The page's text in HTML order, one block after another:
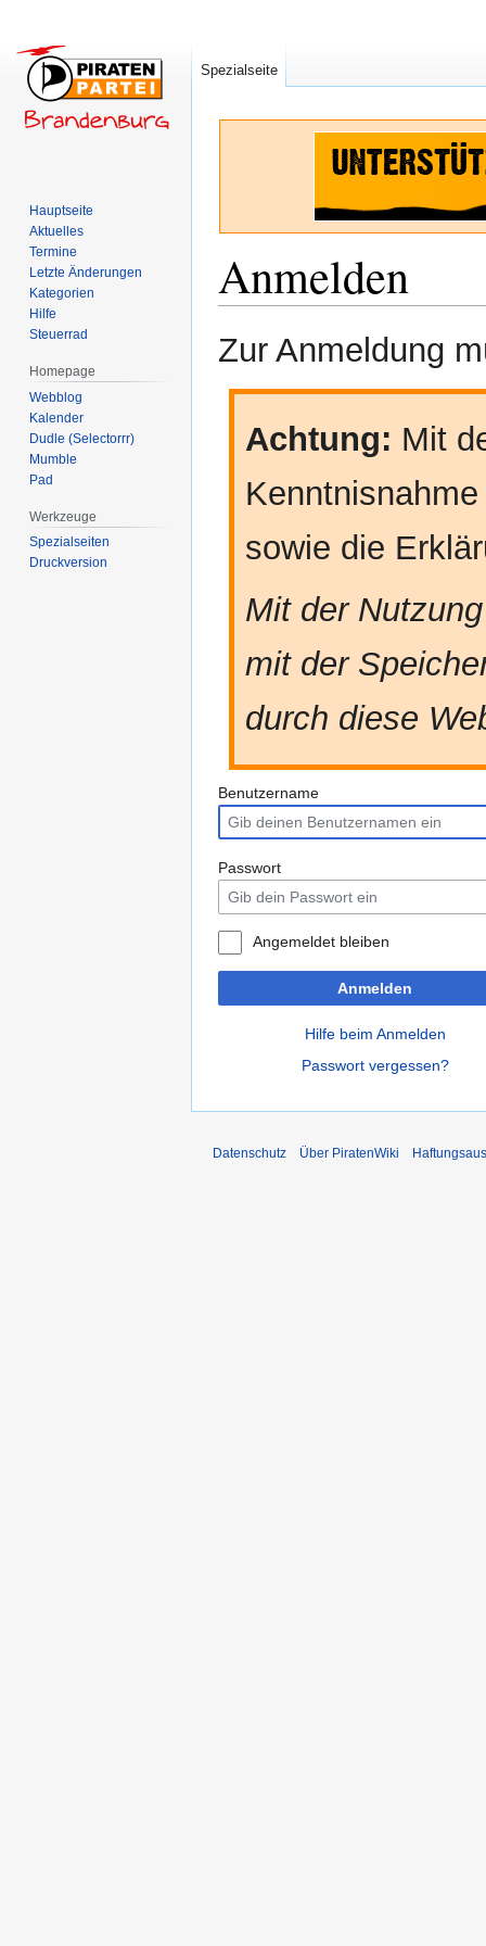
Anmelden
Navigation
Suche
Zur Anmeldung
Achtung: Mit
sowie die
Mit der
mit der
durch diese
Benutzername
Passwort
Angemeldet bleiben
Anmelden
Hilfe beim Anmelden
Passwort vergessen?
Spezialseite
Hauptseite
Aktuelles
Termine
Letzte Änderungen
Kategorien
Hilfe
Steuerrad
Homepage
Webblog
Kalender
Dudle (Selectorrr)
Mumble
Pad
Werkzeuge
Spezialseiten
Druckversion
Datenschutz Über PiratenWiki